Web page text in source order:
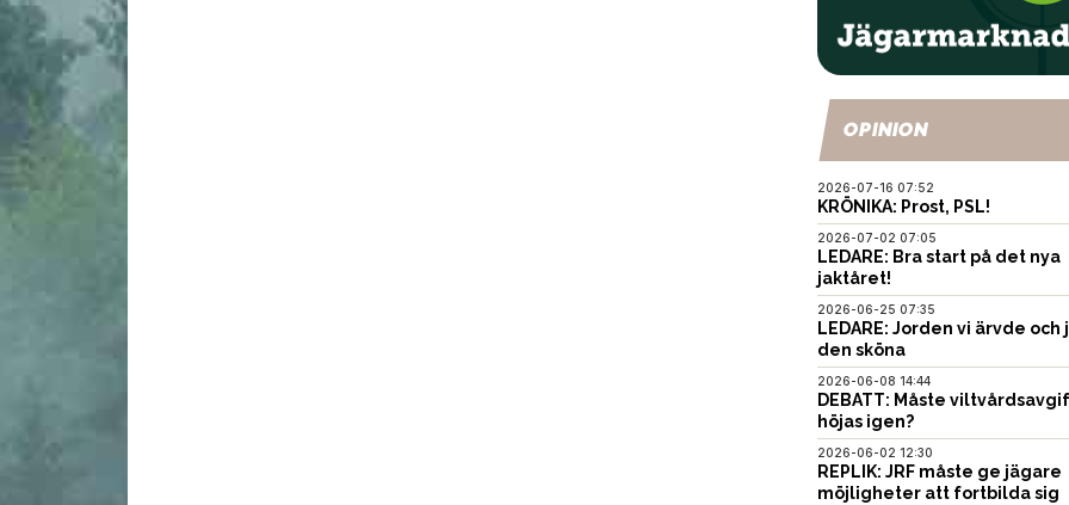
OPINION
2026-07-16 07:52
KRÖNIKA: Prost, PSL!
2026-07-02 07:05
LEDARE: Bra start på det nya
jaktåret!
2026-06-25 07:35
LEDARE: Jorden vi ärvde och
den sköna
2026-06-08 14:44
DEBATT: Måste
höjas igen?
2026-06-02 12:30
REPLIK: JRF måste ge jägare
möjligheter att fortbilda sig